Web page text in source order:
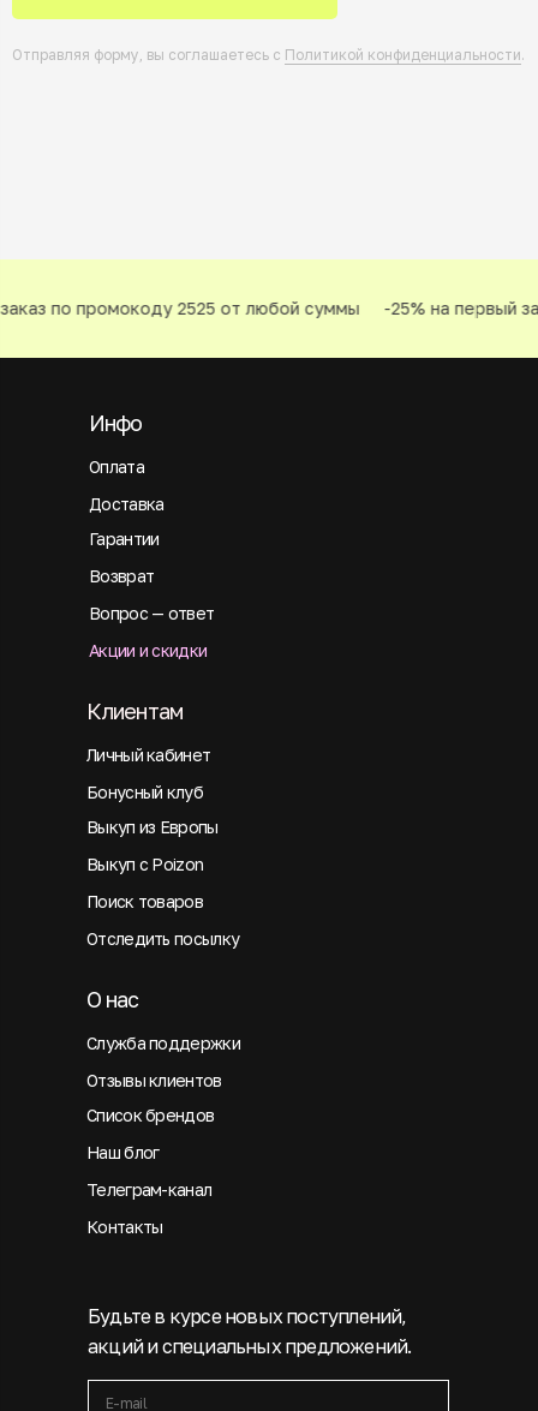
Отправляя форму, вы соглашаетесь с Политикой конфиденциальности.
по промокоду 2525 от любой суммы -25% на первый
Оплата
Инфо
Будьте в курсе новых поступлений,
акций и специальных предложений.
Доставка
Гарантии
Возврат
Вопрос — ответ
Акции и скидки
Личный кабинет
Клиентам
Бонусный клуб
Выкуп из Европы
Выкуп с Poizon
Поиск товаров
Отследить посылку
Служба поддержки
О нас
Отзывы клиентов
Список брендов
Наш блог
Телеграм-канал
Контакты